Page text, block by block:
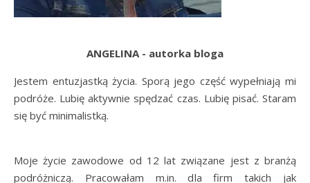
ANGELINA - autorka bloga
Jestem entuzjastką życia. Sporą jego część wypełniają mi
podróże. Lubię aktywnie spędzać czas. Lubię pisać. Staram
się być minimalistką.
Moje życie zawodowe od 12 lat związane jest z branżą
podróżniczą. Pracowałam m.in. dla firm takich jak